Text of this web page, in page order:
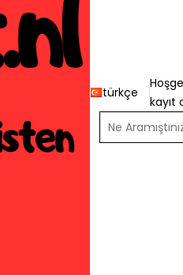
türkçe
kayıt
Ne Aramıştınız...